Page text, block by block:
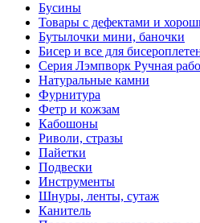
Бусины
Товары с дефектами и
Бутылочки мини, баночки
Бисер и все для
Серия Лэмпворк Ручная
Натуральные камни
Фурнитура
Фетр и кожзам
Кабошоны
Риволи, стразы
Пайетки
Подвески
Инструменты
Шнуры, ленты, сутаж
Канитель